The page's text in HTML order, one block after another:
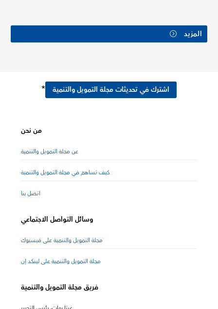
المزيد
اشترك في تحديثات مجلة التمويل والتنمية *
من نحن
عن مجلة التمويل والتنمية
كيف تساهم في مجلة التمويل والتنمية
اتصل بنا
وسائل التواصل الاجتماعي
مجلة التمويل والتنمية على فيسبوك
مجلة التمويل والتنمية على لينكد إن
فريق مجلة التمويل والتنمية